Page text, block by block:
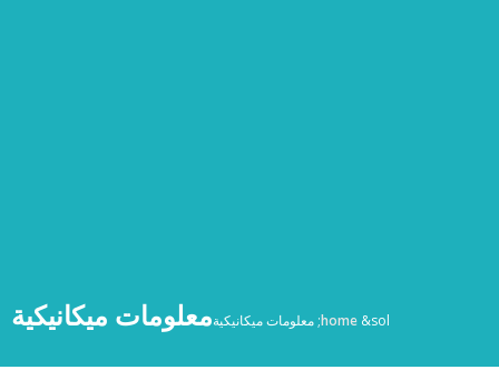
معلومات ميكانيكية home &sol; معلومات ميكانيكية